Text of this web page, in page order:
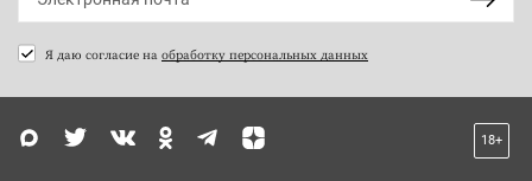
Я даю согласие на обработку персональных данных
18+